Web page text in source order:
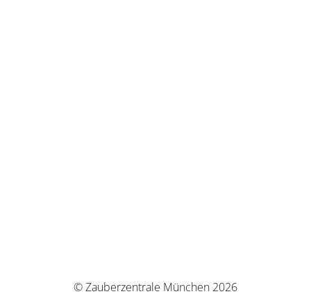
© Zauberzentrale München 2026